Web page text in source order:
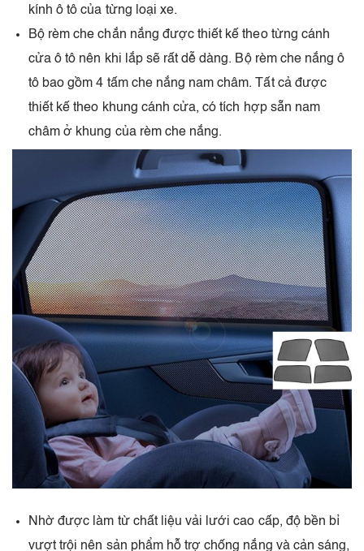
kính ô tô của từng loại xe.
Bộ rèm che chắn nắng được thiết kế theo từng cánh
cửa ô tô nên khi lắp sẽ rất dễ dàng. Bộ rèm che nắng ô
tô bao gồm 4 tấm che nắng nam châm. Tất cả được
thiết kế theo khung cánh cửa, có tích hợp sẵn nam
châm ở khung của rèm che nắng.
Nhờ được làm từ chất liệu vải lưới cao cấp, độ bền bỉ
vượt trội nên sản phẩm hỗ trợ chống nắng và cản sáng,